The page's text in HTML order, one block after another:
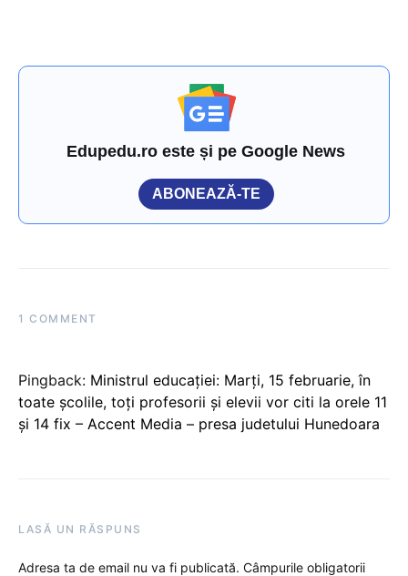
Edupedu.ro este și pe Google News
ABONEAZĂ-TE
1 COMMENT
Pingback: Ministrul educaţiei: Marţi, 15 februarie, în
toate școlile, toți profesorii și elevii vor citi la orele 11
și 14 fix – Accent Media – presa judetului Hunedoara
LASĂ UN RĂSPUNS
Adresa ta de email nu va fi publicată. Câmpurile obligatorii